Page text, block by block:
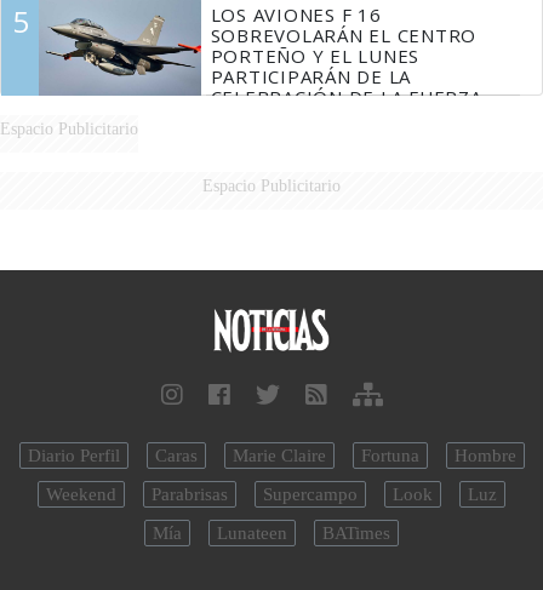
5
LOS AVIONES F 16
SOBREVOLARÁN EL CENTRO
PORTEÑO Y EL LUNES
PARTICIPARÁN DE LA
CELEBRACIÓN DE LA FUERZA
Espacio Publicitario
Espacio Publicitario
Diario Perfil Caras Marie Claire Fortuna
Hombre
Weekend
Parabrisas Supercampo Look
Luz
Mía
Lunateen BATimes